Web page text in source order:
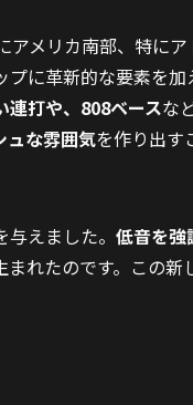
メリカ南部、特に
に革新的な要素を
連打や、808ベースな
ュな雰囲気を作り出す
えました。 低音を強
れたのです。この新